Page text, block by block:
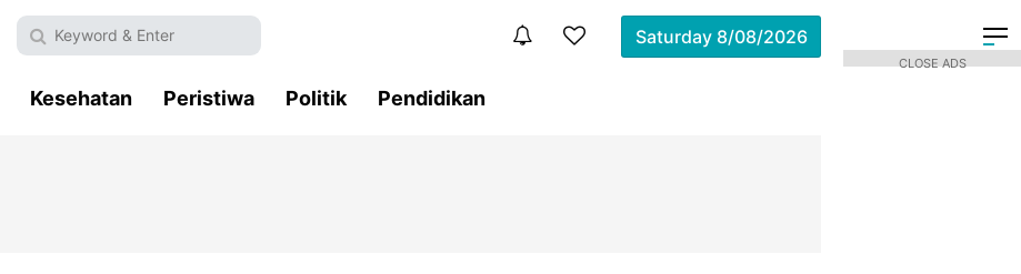
Saturday 8/08/2026
Kesehatan Peristiwa Politik Pendidikan
CLOSE ADS